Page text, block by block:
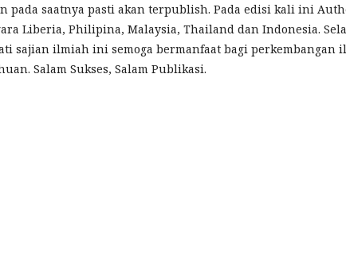
pada saatnya pasti akan terpublish. Pada edisi kali ini
Liberia, Philipina, Malaysia, Thailand dan Indonesia.
sajian ilmiah ini semoga bermanfaat bagi perkembangan
Salam Sukses, Salam Publikasi.